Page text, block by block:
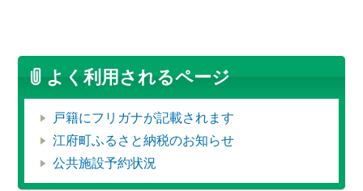
よく利用されるページ
戸籍にフリガナが記載されます
江府町ふるさと納税のお知らせ
公共施設予約状況